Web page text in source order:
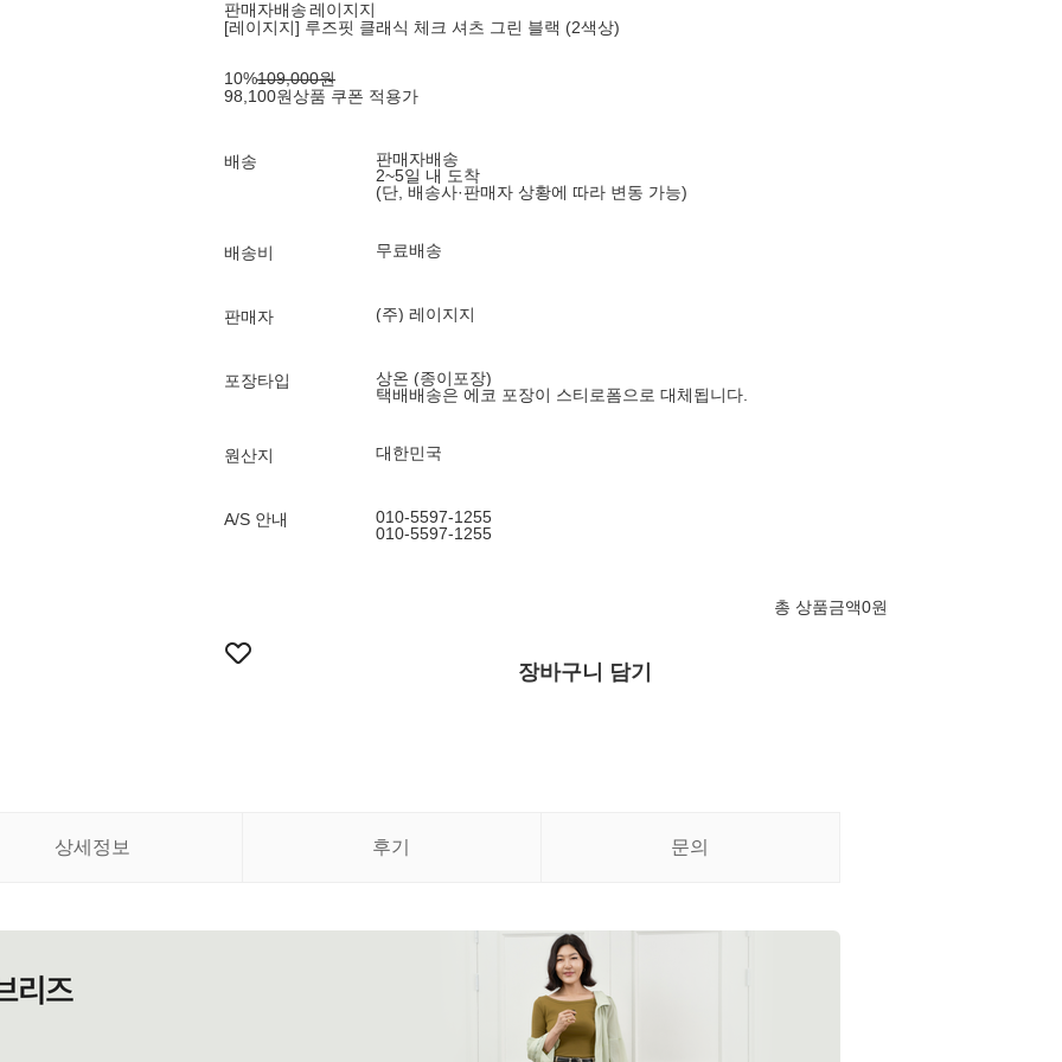
판매자배송레이지지
[레이지지] 루즈핏 클래식 체크 셔츠 그린 블랙 (2색상)
10%109,000원
98,100원상품 쿠폰 적용가
배송
판매자배송
2~5일 내 도착
(단, 배송사·판매자 상황에 따라 변동 가능)
배송비 무료배송
판매자 (주) 레이지지
포장타입
상온 (종이포장)
택배배송은 에코 포장이 스티로폼으로 대체됩니다.
원산지 대한민국
A/S 안내
010-5597-1255
010-5597-1255
총 상품금액0원
장바구니 담기
상세정보 후기 문의